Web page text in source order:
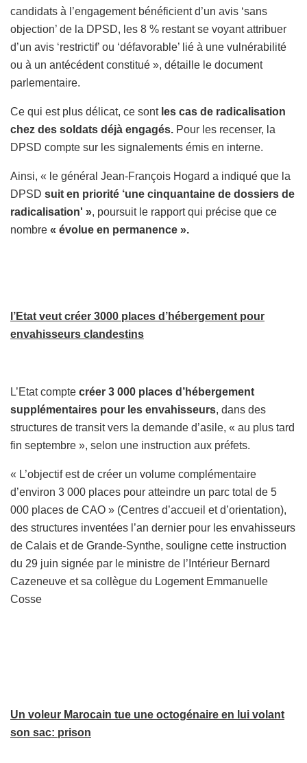
candidats à l’engagement bénéficient d’un avis ‘sans
objection’ de la DPSD, les 8 % restant se voyant attribuer
d’un avis ‘restrictif’ ou ‘défavorable’ lié à une vulnérabilité
ou à un antécédent constitué », détaille le document
parlementaire.
Ce qui est plus délicat, ce sont les cas de radicalisation
chez des soldats déjà engagés. Pour les recenser, la
DPSD compte sur les signalements émis en interne.
Ainsi, « le général Jean-François Hogard a indiqué que la
DPSD suit en priorité ‘une cinquantaine de dossiers de
radicalisation' », poursuit le rapport qui précise que ce
nombre « évolue en permanence ».
l’Etat veut créer 3000 places d’hébergement pour
envahisseurs clandestins
L’Etat compte créer 3 000 places d’hébergement
supplémentaires pour les envahisseurs, dans des
structures de transit vers la demande d’asile, « au plus tard
fin septembre », selon une instruction aux préfets.
« L’objectif est de créer un volume complémentaire
d’environ 3 000 places pour atteindre un parc total de 5
000 places de CAO » (Centres d’accueil et d’orientation),
des structures inventées l’an dernier pour les envahisseurs
de Calais et de Grande-Synthe, souligne cette instruction
du 29 juin signée par le ministre de l’Intérieur Bernard
Cazeneuve et sa collègue du Logement Emmanuelle
Cosse
Un voleur Marocain tue une octogénaire en lui volant
son sac: prison